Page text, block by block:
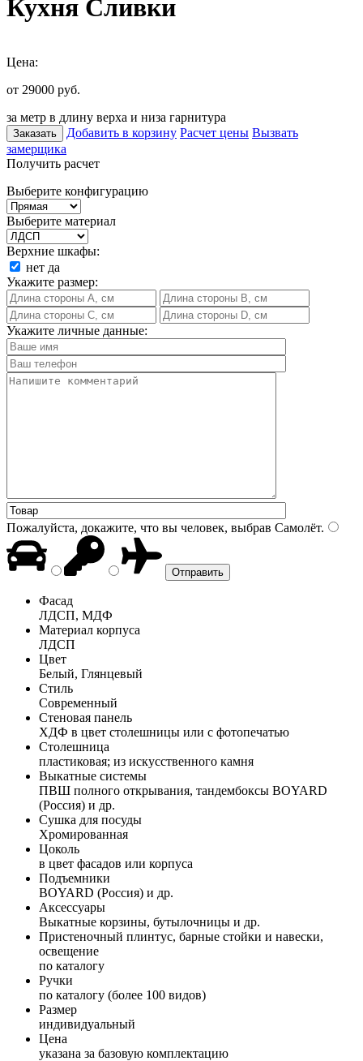
Кухня Сливки
Цена:
от 29000 руб.
за метр в длину верха и низа гарнитура
Заказать Добавить в корзину Расчет цены Вызвать
замерщика
Получить расчет
Выберите конфигурацию
Выберите материал
Верхние шкафы:
нет да
Укажите размер:
Укажите личные данные:
Пожалуйста, докажите, что вы человек, выбрав Самолёт.
Фасад
ЛДСП, МДФ
Материал корпуса
ЛДСП
Цвет
Белый, Глянцевый
Стиль
Современный
Стеновая панель
ХДФ в цвет столешницы или с фотопечатью
Столешница
пластиковая; из искусственного камня
Выкатные системы
ПВШ полного открывания, тандембоксы BOYARD
(Россия) и др.
Сушка для посуды
Хромированная
Цоколь
в цвет фасадов или корпуса
Подъемники
BOYARD (Россия) и др.
Аксессуары
Выкатные корзины, бутылочницы и др.
Пристеночный плинтус, барные стойки и навески,
освещение
по каталогу
Ручки
по каталогу (более 100 видов)
Размер
индивидуальный
Цена
указана за базовую комплектацию